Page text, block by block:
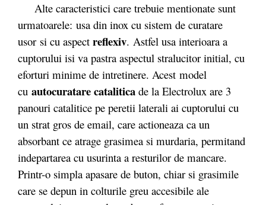
Alte caracteristici care trebuie mentionate sunt
urmatoarele: usa din inox cu sistem de curatare
usor si cu aspect reflexiv. Astfel usa interioara a
cuptorului isi va pastra aspectul stralucitor initial, cu
eforturi minime de intretinere. Acest model
cu autocuratare catalitica de la Electrolux are 3
panouri catalitice pe peretii laterali ai cuptorului cu
un strat gros de email, care actioneaza ca un
absorbant ce atrage grasimea si murdaria, permitand
indepartarea cu usurinta a resturilor de mancare.
Printr-o simpla apasare de buton, chiar si grasimile
care se depun in colturile greu accesibile ale